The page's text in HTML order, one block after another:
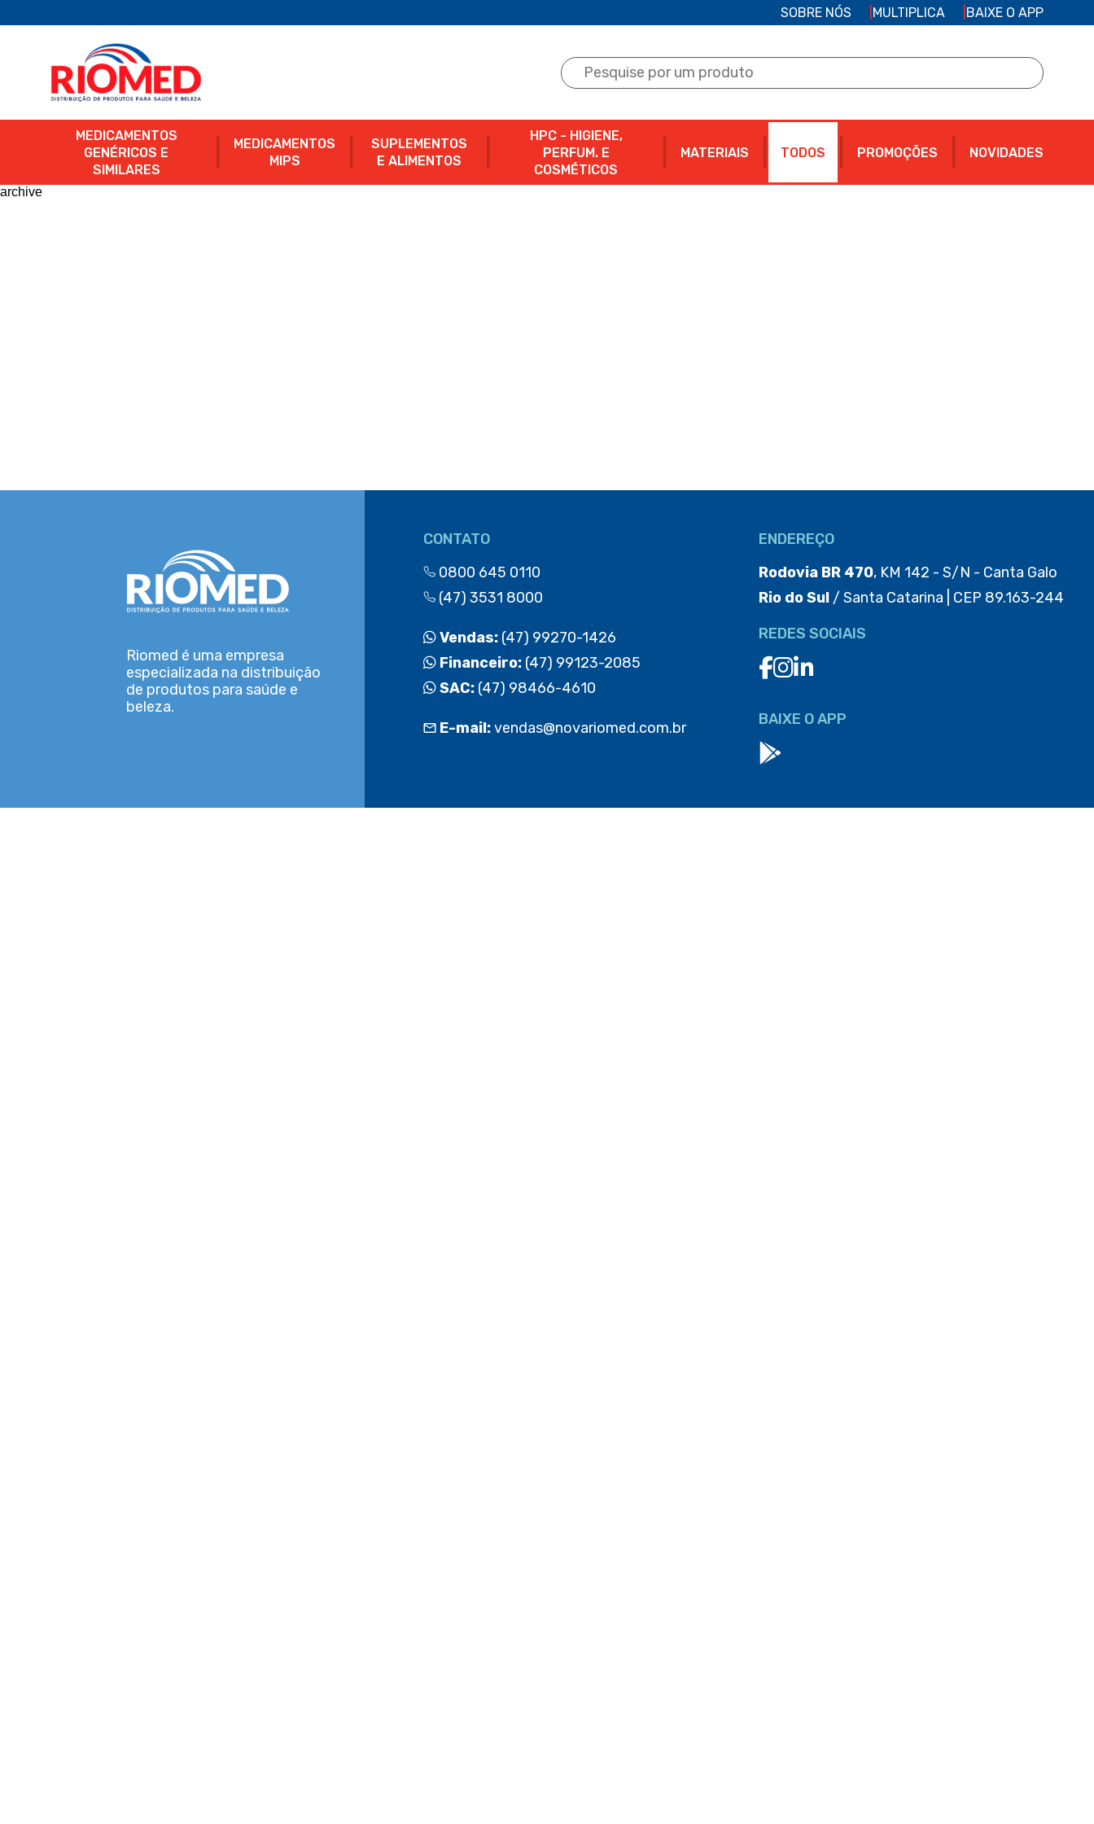
SOBRE NÓS MULTIPLICA BAIXE O APP
MEDICAMENTOS
GENÉRICOS E
SIMILARES
MEDICAMENTOS
MIPS
SUPLEMENTOS
E ALIMENTOS
HPC - HIGIENE,
PERFUM. E
COSMÉTICOS
MATERIAIS TODOS PROMOÇÕES NOVIDADES
archive
Riomed é uma empresa
especializada na distribuição
de produtos para saúde e
beleza.
CONTATO
0800 645 0110
(47) 3531 8000
Vendas: (47) 99270-1426
Financeiro: (47) 99123-2085
SAC: (47) 98466-4610
E-mail:vendas@novariomed.com.br
ENDEREÇO
Rodovia BR 470, KM 142 - S/N - Canta Galo
Rio do Sul/ Santa Catarina | CEP 89.163-244
REDES SOCIAIS
BAIXE O APP